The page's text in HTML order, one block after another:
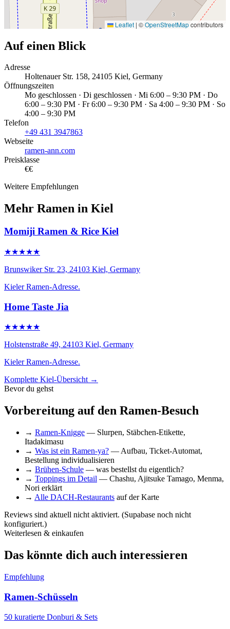
Leaflet | ©OpenStreetMapcontributors
Auf einen Blick
Adresse
Holtenauer Str. 158, 24105 Kiel, Germany
Öffnungszeiten
Mo geschlossen · Di geschlossen · Mi 6:00 – 9:30 PM · Do
6:00 – 9:30 PM · Fr 6:00 – 9:30 PM · Sa 4:00 – 9:30 PM · So
4:00 – 9:30 PM
Telefon
+49 431 3947863
Webseite
ramen-ann.com
Preisklasse
€€
Weitere Empfehlungen
Mehr Ramen in Kiel
Momiji Ramen & Rice Kiel
★★★★★
Brunswiker Str. 23, 24103 Kiel, Germany
Kieler Ramen-Adresse.
Home Taste Jia
★★★★★
Holstenstraße 49, 24103 Kiel, Germany
Kieler Ramen-Adresse.
Komplette Kiel-Übersicht →
Bevor du gehst
Vorbereitung auf den Ramen-Besuch
→ Ramen-Knigge — Slurpen, Stäbchen-Etikette,
Itadakimasu
→ Was ist ein Ramen-ya? — Aufbau, Ticket-Automat,
Bestellung individualisieren
→ Brühen-Schule — was bestellst du eigentlich?
→ Toppings im Detail — Chashu, Ajitsuke Tamago, Menma,
Nori erklärt
→ Alle DACH-Restaurants auf der Karte
Reviews sind aktuell nicht aktiviert. (Supabase noch nicht
konfiguriert.)
Weiterlesen & einkaufen
Das könnte dich auch interessieren
Empfehlung
Ramen-Schüsseln
50 kuratierte Donburi & Sets